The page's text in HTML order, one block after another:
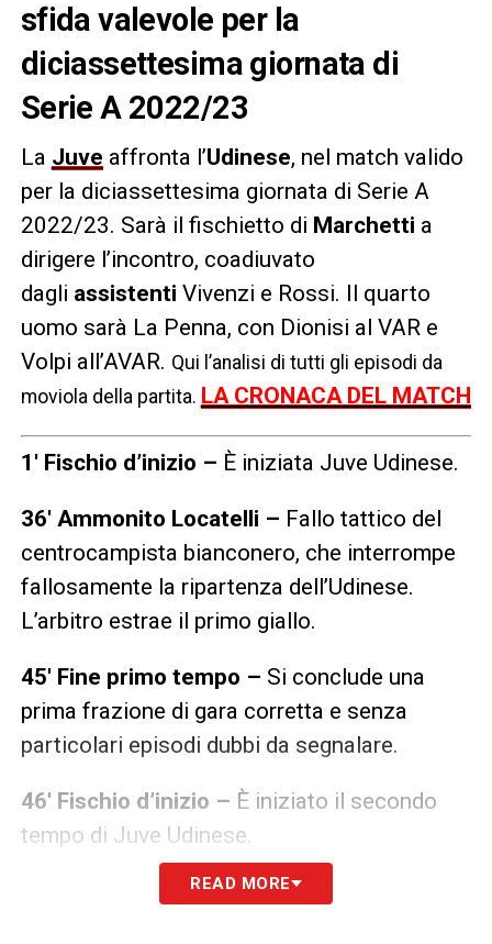
sfida valevole per la
diciassettesima giornata di
Serie A 2022/23
La Juve affronta l’Udinese, nel match valido
per la diciassettesima giornata di Serie A
2022/23. Sarà il fischietto di Marchetti a
dirigere l’incontro, coadiuvato
dagli assistenti Vivenzi e Rossi. Il quarto
uomo sarà La Penna, con Dionisi al VAR e
Volpi all’AVAR. Qui l’analisi di tutti gli episodi da
moviola della partita. LA CRONACA DEL MATCH
1′ Fischio d’inizio – È iniziata Juve Udinese.
36′ Ammonito Locatelli – Fallo tattico del
centrocampista bianconero, che interrompe
fallosamente la ripartenza dell’Udinese.
L’arbitro estrae il primo giallo.
45′ Fine primo tempo – Si conclude una
prima frazione di gara corretta e senza
particolari episodi dubbi da segnalare.
46′ Fischio d’inizio – È iniziato il secondo
tempo di Juve Udinese.
54′ Ammonito Success– L’attaccante
READ MORE